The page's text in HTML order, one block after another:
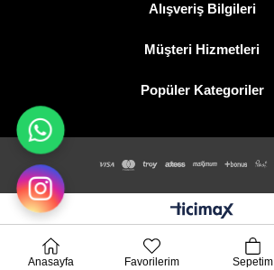
Alışveriş Bilgileri
Müşteri Hizmetleri
Popüler Kategoriler
Anasayfa Favorilerim Sepetim